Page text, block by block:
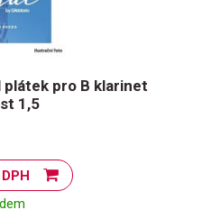
plátek pro B klarinet
1,5
DPH